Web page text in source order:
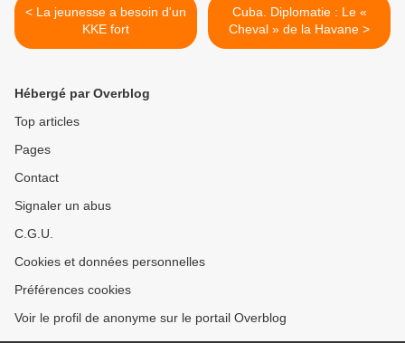
< La jeunesse a besoin d'un
KKE fort
Cuba. Diplomatie : Le «
Cheval » de la Havane >
Hébergé par Overblog
Top articles
Pages
Contact
Signaler un abus
C.G.U.
Cookies et données personnelles
Préférences cookies
Voir le profil de anonyme sur le portail Overblog